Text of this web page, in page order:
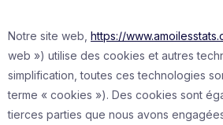
Notre site web, https://
web ») utilise des cookies et autres
simplification, toutes ces technologies
terme « cookies »). Des cookies sont
tierces parties que nous avons